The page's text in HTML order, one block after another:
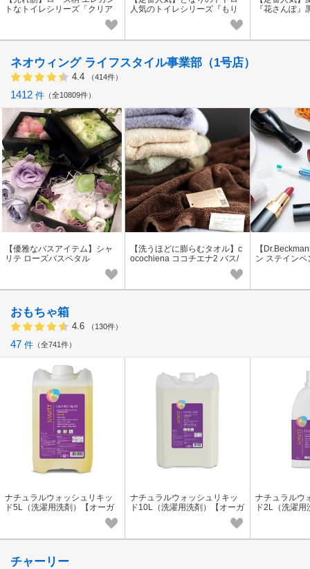
トなトイレシリーズ「クリア
ローズ2」ライトブルー/ライト
人気のトイレシリーズ『もり
のかぜ』/新生活ジブリ/スリッ
『花さんぽ
ネオウィング ライフスタイル事業部（1号店）
4.4 （414件）
1412 件 全10809件
【優雅なバスアイテム】シャ
リテ ローズバスペタル
【洗うほどに膨らむタオル】c
ocochiena ココチエナ2 バス/
フェイス/ウォッシュタオル
【
ン ステインペ
おもちゃ箱
4.6 （130件）
47 件 全741件
ナチュラルウォッシュリキッ
ド5L（洗濯用洗剤）【オーガ
ニック】【sonett】【サスティ
ナチュラルウォッシュリキッ
ド10L（洗濯用洗剤）【オーガ
ニック】【sonett】【サスティ
ナチュラルウ
ド2L（洗濯
チャーリー